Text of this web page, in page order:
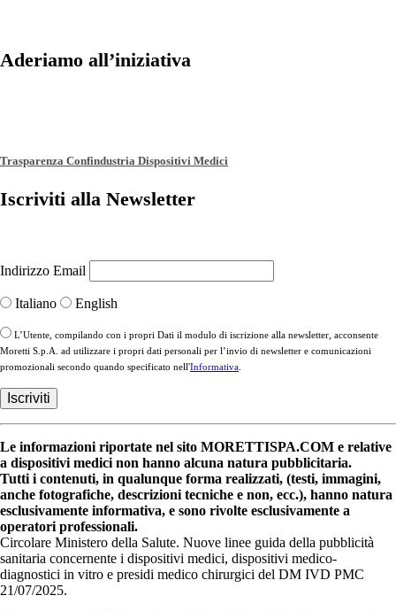
Aderiamo all’iniziativa
Trasparenza Confindustria Dispositivi Medici
Iscriviti alla Newsletter
Indirizzo Email
Italiano English
L’Utente, compilando con i propri Dati il modulo di iscrizione alla newsletter, acconsente
Moretti S.p.A. ad utilizzare i propri dati personali per l’invio di newsletter e comunicazioni
promozionali secondo quando specificato nell'Informativa
Le informazioni riportate nel sito MORETTISPA.COM e relative
a dispositivi medici non hanno alcuna natura pubblicitaria.
Tutti i contenuti, in qualunque forma realizzati, (testi, immagini,
anche fotografiche, descrizioni tecniche e non, ecc.), hanno natura
esclusivamente informativa, e sono rivolte esclusivamente a
operatori professionali.
Circolare Ministero della Salute. Nuove linee guida della pubblicità
sanitaria concernente i dispositivi medici, dispositivi medico-
diagnostici in vitro e presidi medico chirurgici del DM IVD PMC
21/07/2025.